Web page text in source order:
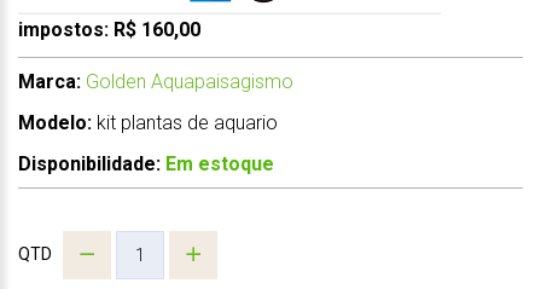
impostos: R$ 160,00
Marca: Golden Aquapaisagismo
Modelo: kit plantas de aquario
Disponibilidade: Em estoque
QTD